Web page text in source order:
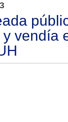
vendía